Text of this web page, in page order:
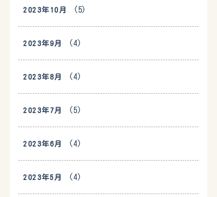
2023年10月 (5)
2023年9月 (4)
2023年8月 (4)
2023年7月 (5)
2023年6月 (4)
2023年5月 (4)